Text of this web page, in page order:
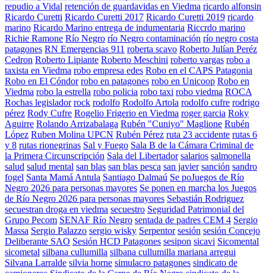
repudio a Vidal retención de guardavidas en Viedma ricardo alfonsin
Ricardo Curetti Ricardo Curetti 2017 Ricardo Curetti 2019 ricardo
marino Ricardo Marino entrega de indumentaria Riccrdo marino
Richie Ramone Río Negro río Negro contaminación río negro costa
patagones RN Emergencias 911 roberta scavo Roberto Julían Peréz
Cedron Roberto Lipiante Roberto Meschini roberto vargas robo a
taxista en Viedma robo empresa edes Robo en el CAPS Patagonia
Robo en El Cóndor robo en patagones robo en Unicoop Robo en
Viedma robo la estrella robo policia robo taxi robo viedma ROCA
Rochas legislador rock rodolfo Rodolfo Artola rodolfo cufre rodrigo
pérez Rody Cufre Rogelio Frigerio en Viedma roger garcia Roky
Aguirre Rolando Arrizabalaga Rubén "Cuniyo" Maglione Rubén
López Ruben Molina UPCN Rubén Pérez ruta 23 accidente rutas 6
y 8 rutas rionegrinas Sal y Fuego Sala B de la Cámara Criminal de
la Primera Circunscripción Sala del Libertador salarios salmonella
salud salud mental san blas san blas pesca san javier sanción sandro
fogel Santa Mamá Antula Santiago Dalmaú Se poJuegos de Río
Negro 2026 para personas mayores Se ponen en marcha los Juegos
de Río Negro 2026 para personas mayores Sebastián Rodriguez
secuestran droga en viedma secuestro Seguridad Patrimonial del
Grupo Pecom SENAF Río Negro sentada de padres CEM 4 Sergio
Massa Sergio Palazzo sergio wisky Serpentor sesión sesión Concejo
Deliberante SAO Sesión HCD Patagones sesipon sicavi Sicomental
sicometal silbana cullumilla silbana cullumilla mariana arregui
Silvana Larralde silvia horne simulacro patagones sindicato de